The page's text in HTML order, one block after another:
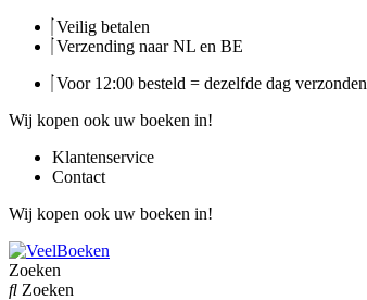
Veilig betalen
Verzending naar NL en BE
Voor 12:00 besteld = dezelfde dag verzonden
Wij kopen ook uw boeken in!
Klantenservice
Contact
Wij kopen ook uw boeken in!
Zoeken
Zoeken